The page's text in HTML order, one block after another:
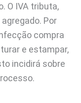
O IVA tributa,
Por
compra
e estampar,
incidirá sobre